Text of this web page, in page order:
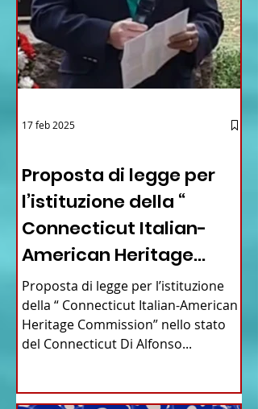
Proposta di legge per
l’istituzione della “
Connecticut Italian-
American Heritage
Commission” nello stato
del Connecticut
Proposta di legge per l’istituzione
della “ Connecticut Italian-American
Heritage Commission” nello stato
del Connecticut Di Alfonso...
17 feb 2025